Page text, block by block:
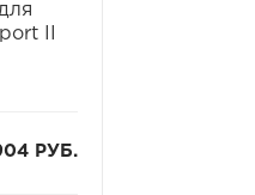
II
РУБ.